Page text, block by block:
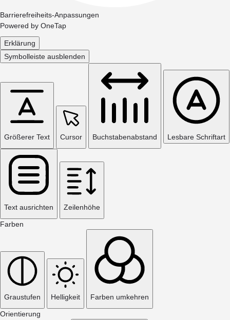
Barrierefreiheits-Anpassungen
Powered by OneTap
Erklärung
Symbolleiste ausblenden
Größerer Text Cursor Buchstabenabstand Lesbare Schriftart
Text ausrichten Zeilenhöhe
Farben
Graustufen Helligkeit Farben umkehren
Orientierung